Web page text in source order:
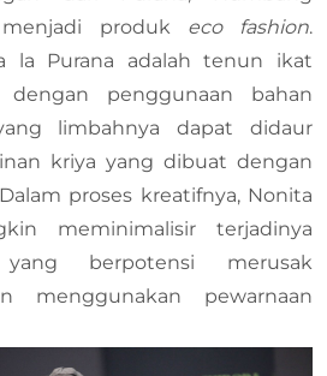
produk eco fashion.
la Purana adalah tenun ikat
penggunaan bahan
limbahnya dapat didaur
kriya yang dibuat dengan
proses kreatifnya, Nonita
meminimalisir terjadinya
berpotensi merusak
menggunakan pewarnaan